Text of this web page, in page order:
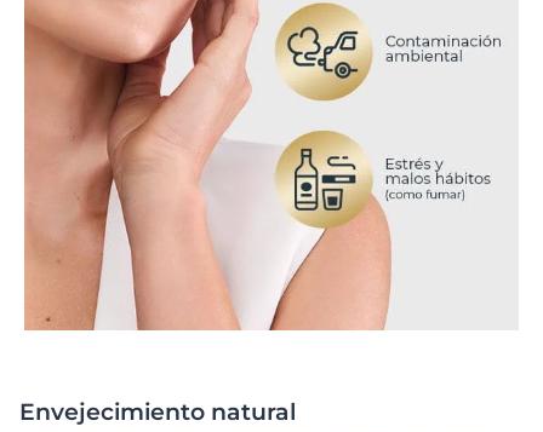
Envejecimiento natural